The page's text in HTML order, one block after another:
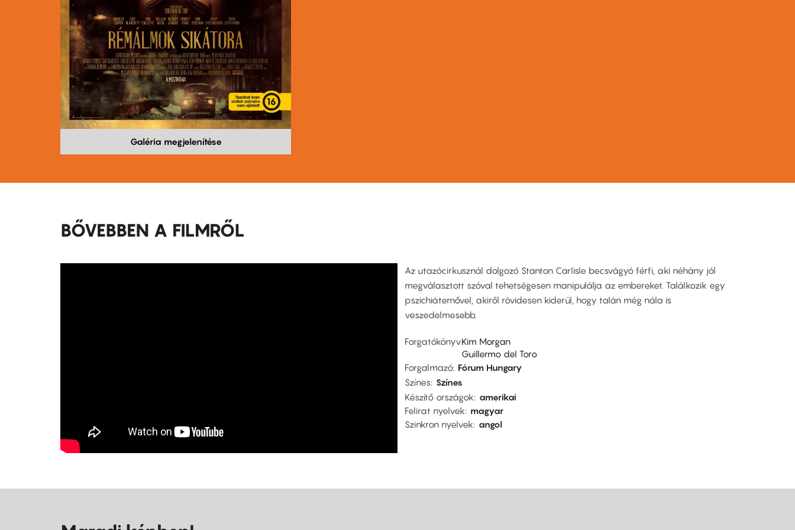
Galéria megjelenítése
BŐVEBBEN A FILMRŐL
Az utazócirkusznál dolgozó Stanton Carlisle becsvágyó férfi, aki néhány jól
megválasztott szóval tehetségesen manipulálja az embereket. Találkozik egy
pszichiáternővel, akiről rövidesen kiderül, hogy talán még nála is
veszedelmesebb.
ForgatókönyvKim Morgan
Guillermo del Toro
Forgalmazó Fórum Hungary
Színes Színes
Készítő országok
amerikai
Felirat nyelvek
magyar
Szinkron nyelvek
angol